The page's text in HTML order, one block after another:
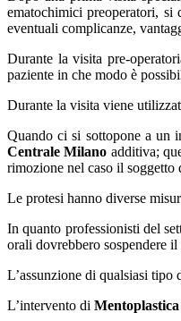
ematochimici preoperatori,
eventuali complicanze,
Durante la visita pre-
paziente in che modo è
Durante la visita viene
Quando ci si sottopone a un
Centrale Milano additiva;
rimozione nel caso il soggetto
Le protesi hanno diverse
In quanto professionisti del
orali dovrebbero sospendere
L’assunzione di qualsiasi tipo
L’intervento di